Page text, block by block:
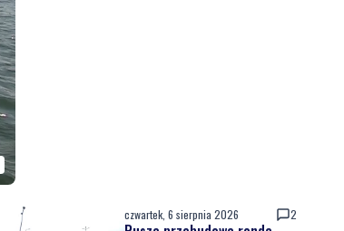
czwartek, 6 sierpnia 2026 2